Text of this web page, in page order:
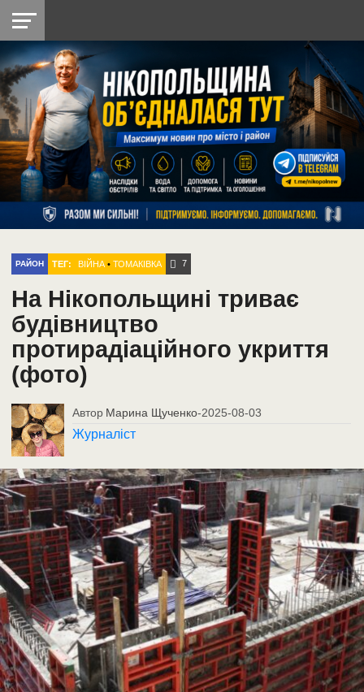
НІКОПОЛЬ
РАЙОН
СІЧЕСЛАВСЬКА
УКРАЇНА
РЕТРО
НІКОПОЛЬ
ЛАЙТ
УКРАЇНА
ДОПОМОГА
РАДІО
РАЙОН ТЕГ: ВІЙНА •ТОМАКІВКА 7
На Нікопольщині триває
будівництво
протирадіаційного укриття
(фото)
Автор Марина Щученко-2025-08-03
Журналіст